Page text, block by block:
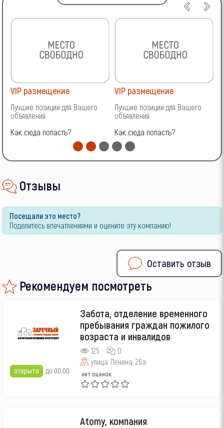
VIP размещение
Лучшие позиции для Вашего
объявления
Как сюда попасть?
VIP размещение
Лучшие позиции для Вашего
объявления
Как сюда попасть?
Отзывы
Посещали это место?
Поделитесь впечатлениями и оцените эту компанию!
Оставить отзыв
Рекомендуем посмотреть
открыто до 00:00
Забота, отделение временного
пребывания граждан пожилого
возраста и инвалидов
125
0
улица Ленина, 26а
нет оценок
Atomy, компания